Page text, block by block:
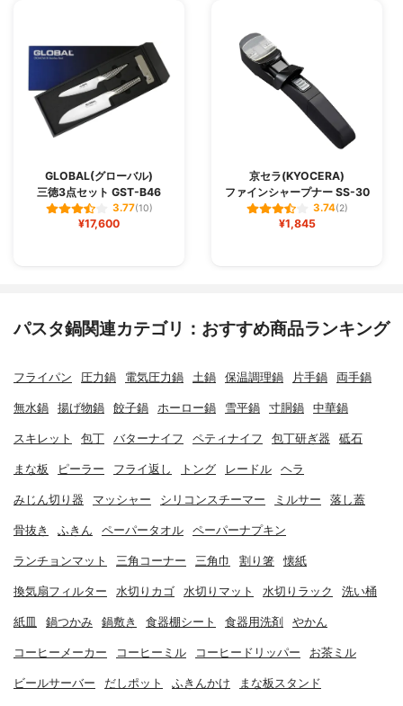
GLOBAL(グローバル)
三徳3点セット GST-B46
3.77(10)
¥17,600
京セラ(KYOCERA)
ファインシャープナー SS-30
3.74(2)
¥1,845
パスタ鍋関連カテゴリ：おすすめ商品ランキング
フライパン 圧力鍋 電気圧力鍋 土鍋 保温調理鍋 片手鍋 両手鍋
無水鍋 揚げ物鍋 餃子鍋 ホーロー鍋 雪平鍋 寸胴鍋 中華鍋
スキレット 包丁 バターナイフ ペティナイフ 包丁研ぎ器 砥石
まな板 ピーラー フライ返し トング レードル ヘラ
みじん切り器 マッシャー シリコンスチーマー ミルサー 落し蓋
骨抜き ふきん ペーパータオル ペーパーナプキン
ランチョンマット 三角コーナー 三角巾 割り箸 懐紙
換気扇フィルター 水切りカゴ 水切りマット 水切りラック 洗い桶
紙皿 鍋つかみ 鍋敷き 食器棚シート 食器用洗剤 やかん
コーヒーメーカー コーヒーミル コーヒードリッパー お茶ミル
ビールサーバー だしポット ふきんかけ まな板スタンド